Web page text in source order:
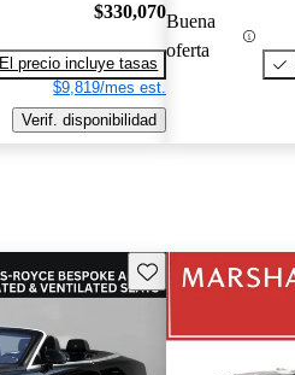
$330,070
El precio incluye tasas
$9,819/mes est.
Verif. disponibilidad
Buena
oferta
Guarda este Aviso